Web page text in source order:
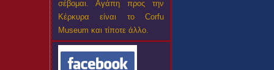
σέβομαι. Αγάπη προς την
Κέρκυρα είναι το Corfu
Museum και τίποτε άλλο.